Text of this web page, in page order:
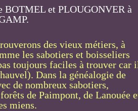
des vieux métiers, à
les sabotiers et boisseliers
toujours faciles à trouver car
Dans la généalogie de
de nombreux sabotiers,
de Paimpont, de Lanouée
miens.